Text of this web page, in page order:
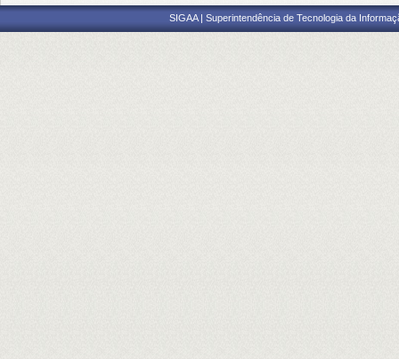
SIGAA | Superintendência de Tecnologia da